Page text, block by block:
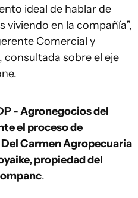
ideal de hablar de
viviendo en la compañía”,
Comercial y
consultada sobre el eje
- Agronegocios del
el proceso de
Carmen Agropecuaria
propiedad del
.